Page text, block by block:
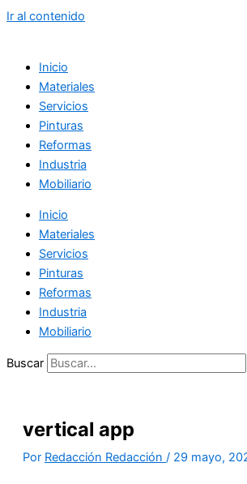
Ir al contenido
Inicio
Materiales
Servicios
Pinturas
Reformas
Industria
Mobiliario
Inicio
Materiales
Servicios
Pinturas
Reformas
Industria
Mobiliario
Buscar
vertical app
Por Redacción Redacción / 29 mayo,